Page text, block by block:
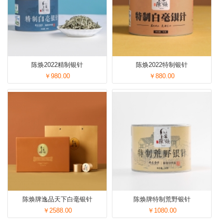
陈焕2022精制银针
￥980.00
陈焕2022特制银针
￥880.00
陈焕牌逸品天下白毫银针
￥2588.00
陈焕牌特制荒野银针
￥1080.00